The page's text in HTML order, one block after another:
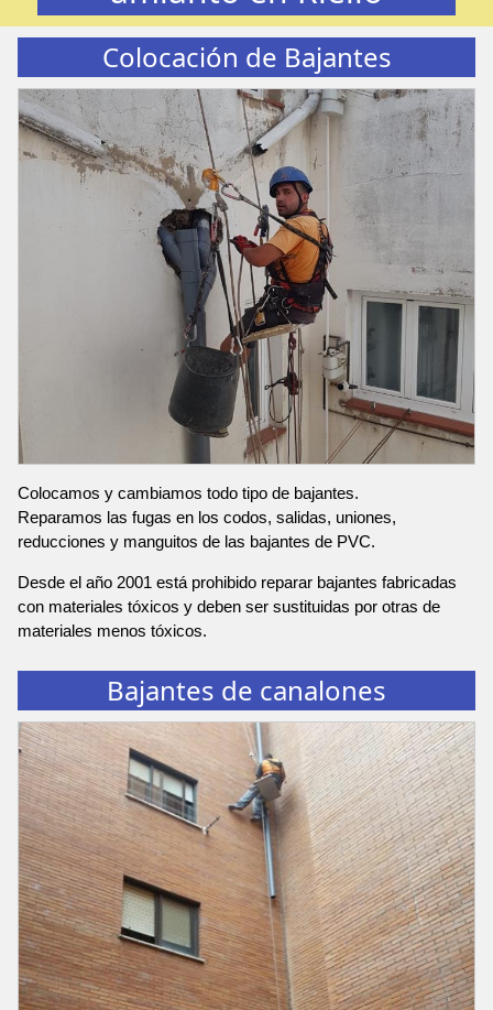
Colocación de Bajantes
Colocamos y cambiamos todo tipo de bajantes.
Reparamos las fugas en los codos, salidas, uniones,
reducciones y manguitos de las bajantes de PVC.
Desde el año 2001 está prohibido reparar bajantes fabricadas
con materiales tóxicos y deben ser sustituidas por otras de
materiales menos tóxicos.
Bajantes de canalones